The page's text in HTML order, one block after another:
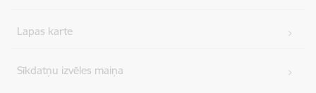
Lapas karte
Sīkdatņu izvēles maiņa